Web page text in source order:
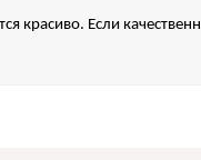
красиво. Если